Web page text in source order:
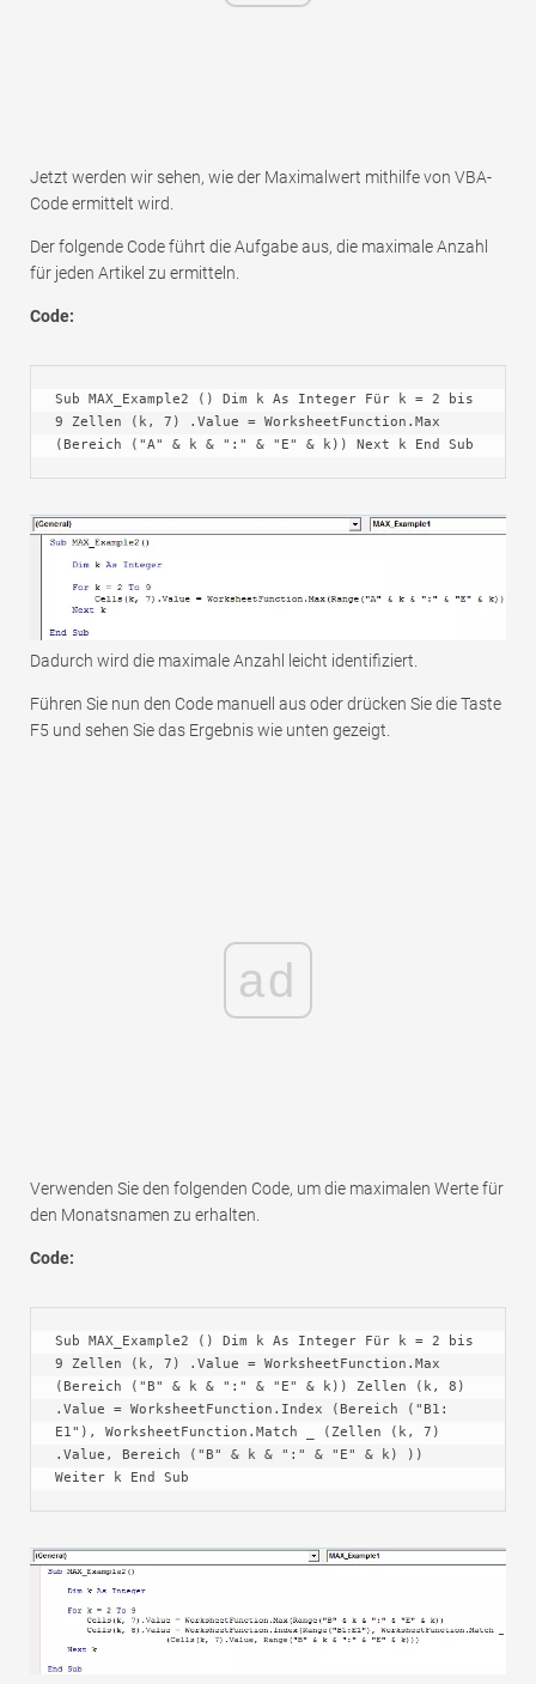
Jetzt werden wir sehen, wie der Maximalwert mithilfe von VBA-
Code ermittelt wird.
Der folgende Code führt die Aufgabe aus, die maximale Anzahl
für jeden Artikel zu ermitteln.
Code:
Sub MAX_Example2 () Dim k As Integer Für k = 2 bis
9 Zellen (k, 7) .Value = WorksheetFunction.Max
(Bereich ("A" & k & ":" & "E" & k)) Next k End Sub
Dadurch wird die maximale Anzahl leicht identifiziert.
Führen Sie nun den Code manuell aus oder drücken Sie die Taste
F5 und sehen Sie das Ergebnis wie unten gezeigt.
ad
Verwenden Sie den folgenden Code, um die maximalen Werte für
den Monatsnamen zu erhalten.
Code:
Sub MAX_Example2 () Dim k As Integer Für k = 2 bis
9 Zellen (k, 7) .Value = WorksheetFunction.Max
(Bereich ("B" & k & ":" & "E" & k)) Zellen (k, 8)
.Value = WorksheetFunction.Index (Bereich ("B1:
E1"), WorksheetFunction.Match _ (Zellen (k, 7)
.Value, Bereich ("B" & k & ":" & "E" & k) ))
Weiter k End Sub